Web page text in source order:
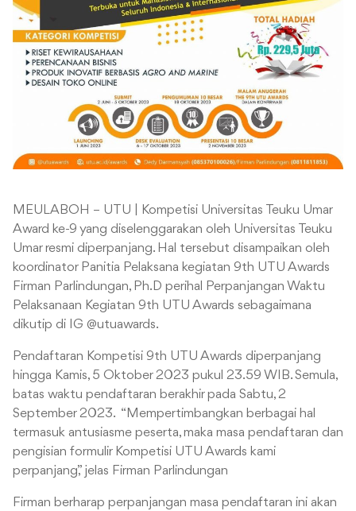
MEULABOH – UTU | Kompetisi Universitas Teuku Umar
Award ke-9 yang diselenggarakan oleh Universitas Teuku
Umar resmi diperpanjang. Hal tersebut disampaikan oleh
koordinator Panitia Pelaksana kegiatan 9th UTU Awards
Firman Parlindungan, Ph.D perihal Perpanjangan Waktu
Pelaksanaan Kegiatan 9th UTU Awards sebagaimana
dikutip di IG @utuawards.
Pendaftaran Kompetisi 9th UTU Awards diperpanjang
hingga Kamis, 5 Oktober 2023 pukul 23.59 WIB. Semula,
batas waktu pendaftaran berakhir pada Sabtu, 2
September 2023. “Mempertimbangkan berbagai hal
termasuk antusiasme peserta, maka masa pendaftaran dan
pengisian formulir Kompetisi UTU Awards kami
perpanjang,” jelas Firman Parlindungan
Firman berharap perpanjangan masa pendaftaran ini akan